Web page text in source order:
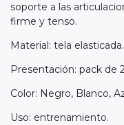
soporte a las
firme y tenso.
Material: tela elasticada.
Presentación: pack de
Color: Negro, Blanco,
Uso: entrenamiento.